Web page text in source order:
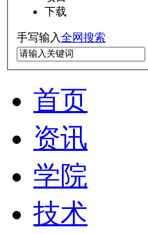
下载
手写输入全网搜索
首页
资讯
学院
技术